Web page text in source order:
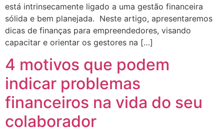
está intrinsecamente ligado a uma gestão financeira
sólida e bem planejada. Neste artigo, apresentaremos
dicas de finanças para empreendedores, visando
capacitar e orientar os gestores na […]
4 motivos que podem
indicar problemas
financeiros na vida do seu
colaborador